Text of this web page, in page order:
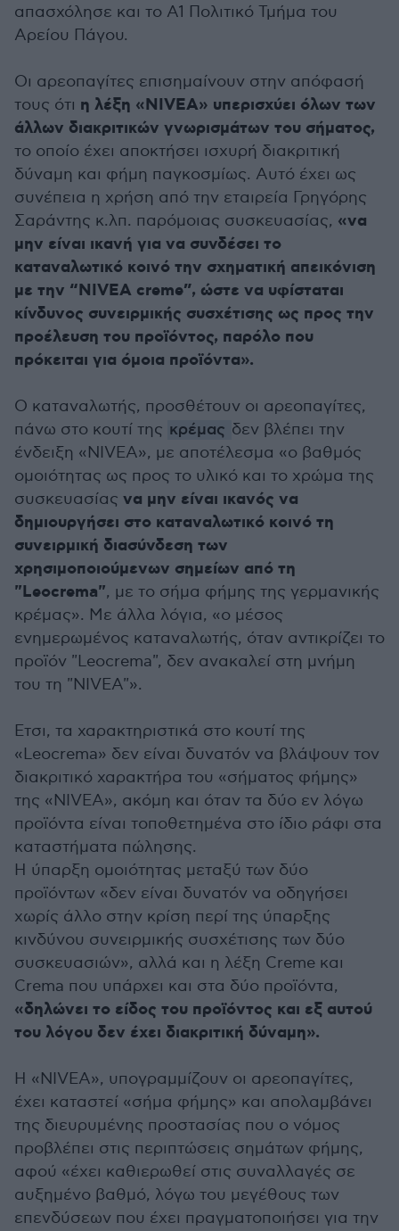
απασχόλησε και το Α1 Πολιτικό Τμήμα του
Αρείου Πάγου.
Οι αρεοπαγίτες επισημαίνουν στην απόφασή
τους ότι η λέξη «NIVEA» υπερισχύει όλων των
άλλων διακριτικών γνωρισμάτων του σήματος,
το οποίο έχει αποκτήσει ισχυρή διακριτική
δύναμη και φήμη παγκοσμίως. Αυτό έχει ως
συνέπεια η χρήση από την εταιρεία Γρηγόρης
Σαράντης κ.λπ. παρόμοιας συσκευασίας, «να
μην είναι ικανή για να συνδέσει το
καταναλωτικό κοινό την σχηματική απεικόνιση
με την “NIVEA creme”, ώστε να υφίσταται
κίνδυνος συνειρμικής συσχέτισης ως προς την
προέλευση του προϊόντος, παρόλο που
πρόκειται για όμοια προϊόντα».
Ο καταναλωτής, προσθέτουν οι αρεοπαγίτες,
πάνω στο κουτί της κρέμας δεν βλέπει την
ένδειξη «NIVEA», με αποτέλεσμα «ο βαθμός
ομοιότητας ως προς το υλικό και το χρώμα της
συσκευασίας να μην είναι ικανός να
δημιουργήσει στο καταναλωτικό κοινό τη
συνειρμική διασύνδεση των
χρησιμοποιούμενων σημείων από τη
"Leocrema", με το σήμα φήμης της γερμανικής
κρέμας». Με άλλα λόγια, «ο μέσος
ενημερωμένος καταναλωτής, όταν αντικρίζει το
προϊόν "Leocrema", δεν ανακαλεί στη μνήμη
του τη "NIVEA"».
Ετσι, τα χαρακτηριστικά στο κουτί της
«Leocrema» δεν είναι δυνατόν να βλάψουν τον
διακριτικό χαρακτήρα του «σήματος φήμης»
της «NIVEA», ακόμη και όταν τα δύο εν λόγω
προϊόντα είναι τοποθετημένα στο ίδιο ράφι στα
καταστήματα πώλησης.
Η ύπαρξη ομοιότητας μεταξύ των δύο
προϊόντων «δεν είναι δυνατόν να οδηγήσει
χωρίς άλλο στην κρίση περί της ύπαρξης
κινδύνου συνειρμικής συσχέτισης των δύο
συσκευασιών», αλλά και η λέξη Creme και
Crema που υπάρχει και στα δύο προϊόντα,
«δηλώνει το είδος του προϊόντος και εξ αυτού
του λόγου δεν έχει διακριτική δύναμη».
Η «NIVEA», υπογραμμίζουν οι αρεοπαγίτες,
έχει καταστεί «σήμα φήμης» και απολαμβάνει
της διευρυμένης προστασίας που ο νόμος
προβλέπει στις περιπτώσεις σημάτων φήμης,
αφού «έχει καθιερωθεί στις συναλλαγές σε
αυξημένο βαθμό, λόγω του μεγέθους των
επενδύσεων που έχει πραγματοποιήσει για την